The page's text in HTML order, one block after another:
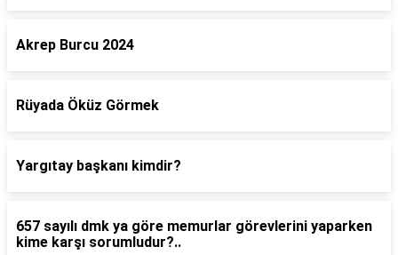
Akrep Burcu 2024
Rüyada Öküz Görmek
Yargıtay başkanı kimdir?
657 sayılı dmk ya göre memurlar görevlerini yaparken
kime karşı sorumludur?..